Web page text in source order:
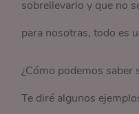
sobrellevarlo y que no
para nosotras, todo es
¿Cómo podemos saber
Te diré algunos